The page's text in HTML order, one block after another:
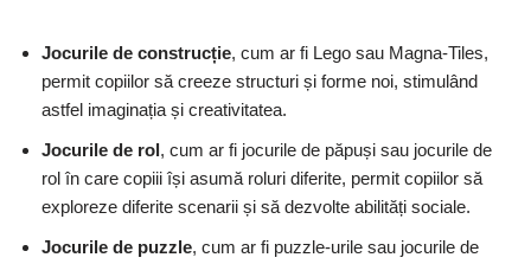
Jocurile de construcție, cum ar fi Lego sau Magna-Tiles,
permit copiilor să creeze structuri și forme noi, stimulând
astfel imaginația și creativitatea.
Jocurile de rol, cum ar fi jocurile de păpuși sau jocurile de
rol în care copiii își asumă roluri diferite, permit copiilor să
exploreze diferite scenarii și să dezvolte abilități sociale.
Jocurile de puzzle, cum ar fi puzzle-urile sau jocurile de